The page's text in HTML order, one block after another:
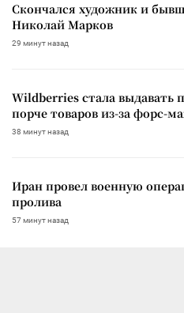
Скончался художник и
Николай Марков
29 минут назад
Wildberries стала выдавать
порче товаров из-за форс-
38 минут назад
Иран провел военную
пролива
57 минут назад